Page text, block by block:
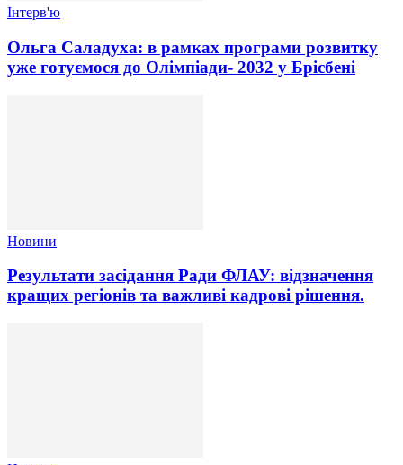
Інтерв'ю
Ольга Саладуха: в рамках програми розвитку
уже готуємося до Олімпіади- 2032 у Брісбені
Новини
Результати засідання Ради ФЛАУ: відзначення
кращих регіонів та важливі кадрові рішення.